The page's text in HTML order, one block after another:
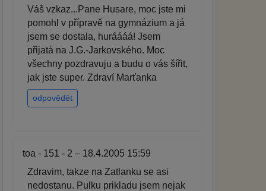
Váš vzkaz...Pane Husare, moc jste mi
pomohl v přípravě na gymnázium a já
jsem se dostala, huráááá! Jsem
přijatá na J.G.-Jarkovského. Moc
všechny pozdravuju a budu o vás šířit,
jak jste super. Zdraví Marťanka
odpovědět
toa - 151 - 2 – 18.4.2005 15:59
Zdravim, takze na Zatlanku se asi
nedostanu. Pulku prikladu jsem nejak